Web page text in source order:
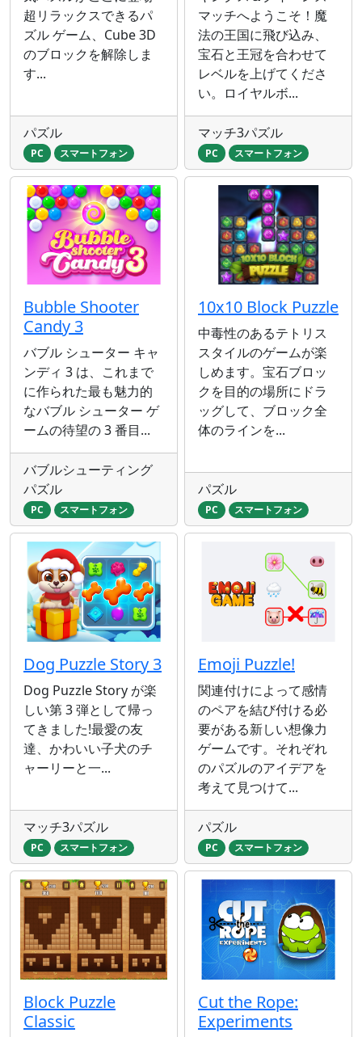
超リラックスできるパ
ズル ゲーム、Cube 3D
のブロックを解除しま
す...
パズル
PC スマートフォン
マッチへようこそ！魔
法の王国に飛び込み、
宝石と王冠を合わせて
レベルを上げてくださ
い。ロイヤルボ...
マッチ3パズル
PC スマートフォン
Bubble Shooter
Candy 3
バブル シューター キャ
ンディ 3 は、これまで
に作られた最も魅力的
なバブル シューター ゲ
ームの待望の 3 番目...
バブルシューティング
パズル
PC スマートフォン
10x10 Block Puzzle
中毒性のあるテトリス
スタイルのゲームが楽
しめます。宝石ブロッ
クを目的の場所にドラ
ッグして、ブロック全
体のラインを...
パズル
PC スマートフォン
Dog Puzzle Story 3
Dog Puzzle Story が楽
しい第 3 弾として帰っ
てきました!最愛の友
達、かわいい子犬のチ
ャーリーと一...
マッチ3パズル
PC スマートフォン
Emoji Puzzle!
関連付けによって感情
のペアを結び付ける必
要がある新しい想像力
ゲームです。それぞれ
のパズルのアイデアを
考えて見つけて...
パズル
PC スマートフォン
Block Puzzle
Classic
Cut the Rope:
Experiments